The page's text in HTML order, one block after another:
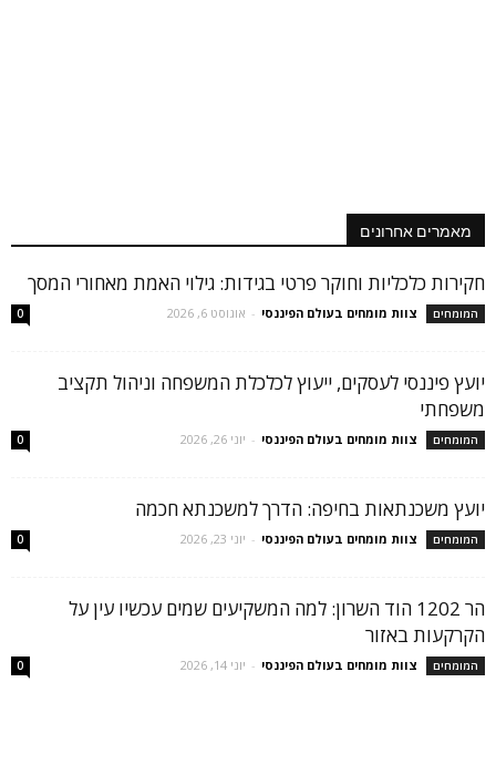
מאמרים אחרונים
חקירות כלכליות וחוקר פרטי בגידות: גילוי האמת מאחורי המסך
המומחים צוות מומחים בעולם הפיננסי - אוגוסט 6, 2026 0
יועץ פיננסי לעסקים, ייעוץ לכלכלת המשפחה וניהול תקציב
משפחתי
המומחים צוות מומחים בעולם הפיננסי - יוני 26, 2026 0
יועץ משכנתאות בחיפה: הדרך למשכנתא חכמה
המומחים צוות מומחים בעולם הפיננסי - יוני 23, 2026 0
הר 1202 הוד השרון: למה המשקיעים שמים עכשיו עין על
הקרקעות באזור
המומחים צוות מומחים בעולם הפיננסי - יוני 14, 2026 0